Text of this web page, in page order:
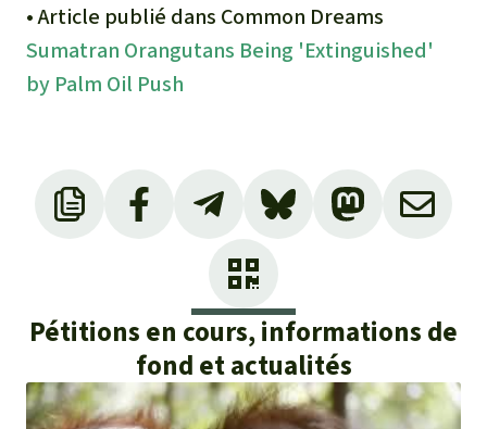
• Article publié dans Common Dreams
Sumatran Orangutans Being 'Extinguished'
by Palm Oil Push
Pétitions en cours, informations de
fond et actualités